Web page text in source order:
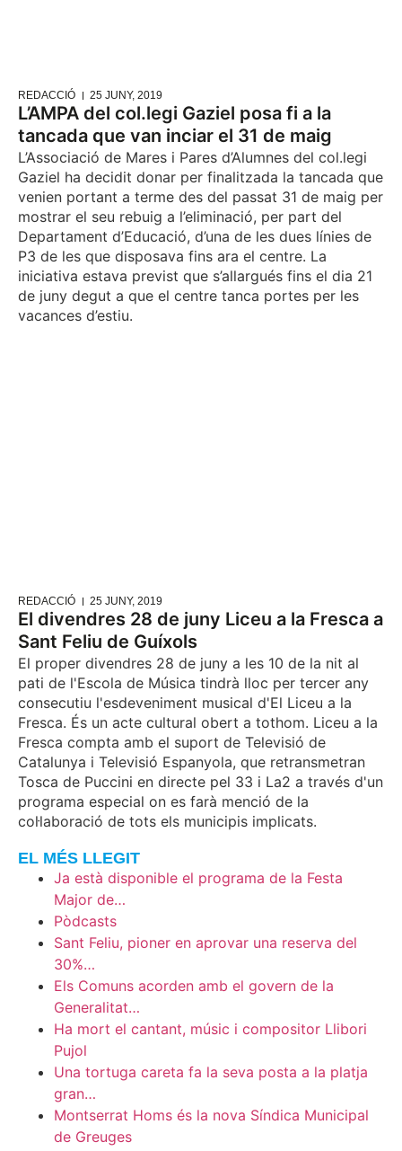
REDACCIÓ 25 JUNY, 2019
L’AMPA del col.legi Gaziel posa fi a la
tancada que van inciar el 31 de maig
L’Associació de Mares i Pares d’Alumnes del col.legi
Gaziel ha decidit donar per finalitzada la tancada que
venien portant a terme des del passat 31 de maig per
mostrar el seu rebuig a l’eliminació, per part del
Departament d’Educació, d’una de les dues línies de
P3 de les que disposava fins ara el centre. La
iniciativa estava previst que s’allargués fins el dia 21
de juny degut a que el centre tanca portes per les
vacances d’estiu.
REDACCIÓ 25 JUNY, 2019
El divendres 28 de juny Liceu a la Fresca a
Sant Feliu de Guíxols
El proper divendres 28 de juny a les 10 de la nit al
pati de l'Escola de Música tindrà lloc per tercer any
consecutiu l'esdeveniment musical d'El Liceu a la
Fresca. És un acte cultural obert a tothom. Liceu a la
Fresca compta amb el suport de Televisió de
Catalunya i Televisió Espanyola, que retransmetran
Tosca de Puccini en directe pel 33 i La2 a través d'un
programa especial on es farà menció de la
col·laboració de tots els municipis implicats.
EL MÉS LLEGIT
Ja està disponible el programa de la Festa
Major de…
Pòdcasts
Sant Feliu, pioner en aprovar una reserva del
30%…
Els Comuns acorden amb el govern de la
Generalitat…
Ha mort el cantant, músic i compositor Llibori
Pujol
Una tortuga careta fa la seva posta a la platja
gran…
Montserrat Homs és la nova Síndica Municipal
de Greuges